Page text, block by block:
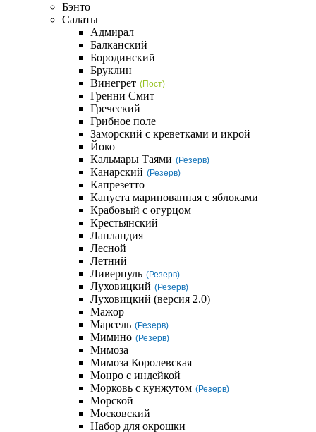
Бэнто
Салаты
Адмирал
Балканский
Бородинский
Бруклин
Винегрет (Пост)
Гренни Смит
Греческий
Грибное поле
Заморский с креветками и икрой
Йоко
Кальмары Таями (Резерв)
Канарский (Резерв)
Капрезетто
Капуста маринованная с яблоками
Крабовый с огурцом
Крестьянский
Лапландия
Лесной
Летний
Ливерпуль (Резерв)
Луховицкий (Резерв)
Луховицкий (версия 2.0)
Мажор
Марсель (Резерв)
Мимино (Резерв)
Мимоза
Мимоза Королевская
Монро с индейкой
Морковь с кунжутом (Резерв)
Морской
Московский
Набор для окрошки